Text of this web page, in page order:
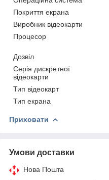
Покриття екрана
Виробник відеокарти
Процесор
Дозвіл
Серія дискретної
відеокарти
Тип відеокарт
Тип екрана
Приховати
Умови доставки
Нова Пошта